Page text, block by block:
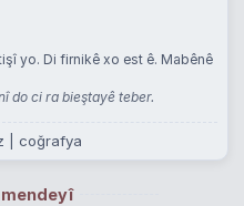
yo. Di firnikê xo est ê. Mabênê
do ci ra bieştayê teber.
| coğrafya